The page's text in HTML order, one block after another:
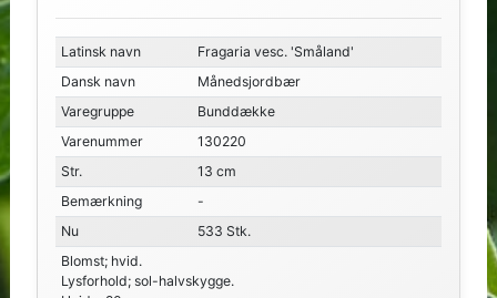
Latinsk navn
Fragaria vesc. 'Småland'
Dansk navn
Månedsjordbær
Varegruppe
Bunddække
Varenummer
130220
Str.
13 cm
Bemærkning
-
Nu
533 Stk.
Blomst; hvid.
Lysforhold; sol-halvskygge.